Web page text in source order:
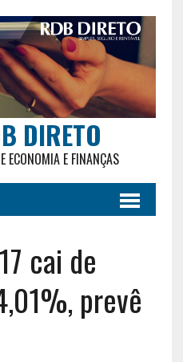
DIRETO
ECONOMIA E FINANÇAS
cai de
prevê